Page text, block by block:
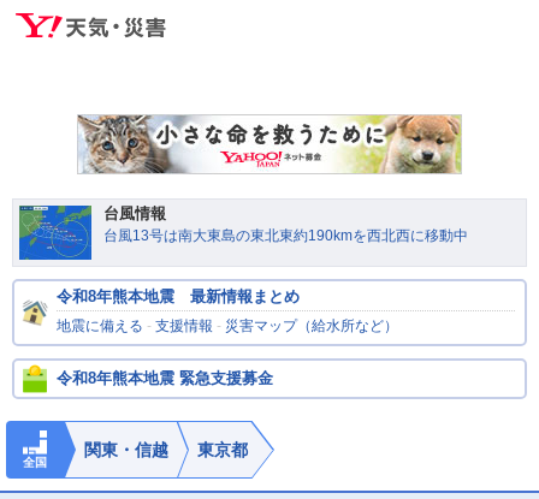
台風情報
台風13号は南大東島の東北東約190kmを西北西に移動中
令和8年熊本地震 最新情報まとめ
地震に備える - 支援情報 - 災害マップ（給水所など）
令和8年熊本地震 緊急支援募金
全国
関東・信越 東京都